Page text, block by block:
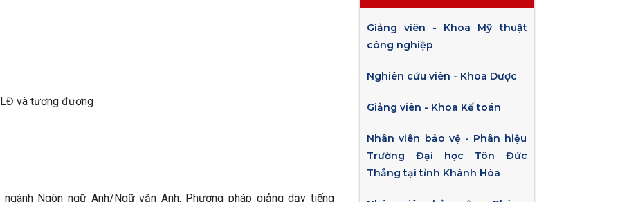
và tương đương
Ngôn ngữ Anh/Ngữ văn Anh, Phương pháp giảng dạy tiếng
Giảng viên - Khoa Mỹ thuật
công nghiệp
Nghiên cứu viên - Khoa Dược
Giảng viên - Khoa Kế toán
Nhân viên bảo vệ - Phân hiệu
Trường Đại học Tôn Đức
Thắng tại tỉnh Khánh Hòa